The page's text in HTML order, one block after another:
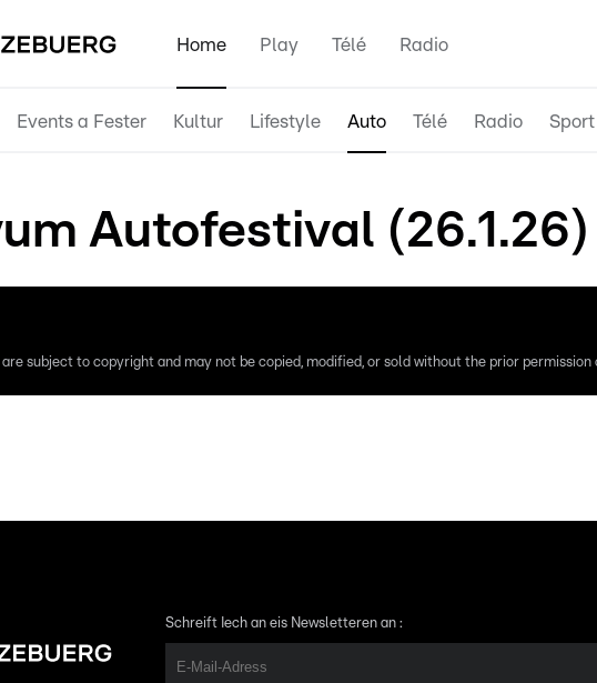
Home Play Télé Radio
Events a Fester Kultur Lifestyle Auto Télé Radio Sport
Autofestival (26.1.26)
are subject to copyright and may not be copied, modified, or sold without the prior
Schreift Iech an eis Newsletteren an :